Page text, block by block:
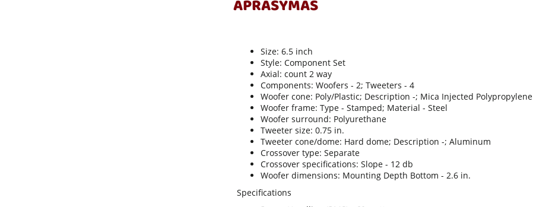
APRAŠYMAS
Size: 6.5 inch
Style: Component Set
Axial: count 2 way
Components: Woofers - 2; Tweeters - 4
Woofer cone: Poly/Plastic; Description -; Mica Injected Polypropylene
Woofer frame: Type - Stamped; Material - Steel
Woofer surround: Polyurethane
Tweeter size: 0.75 in.
Tweeter cone/dome: Hard dome; Description -; Aluminum
Crossover type: Separate
Crossover specifications: Slope - 12 db
Woofer dimensions: Mounting Depth Bottom - 2.6 in.
Specifications